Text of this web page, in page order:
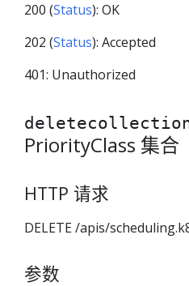
200 (Status): OK
202 (Status): Accepted
401: Unauthorized
PriorityClass 集合
HTTP 请求
DELETE /apis/
参数